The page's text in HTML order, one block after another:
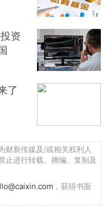
资
了
财新传媒及/或相关权利人
止进行转载、摘编、复制及
，获得书面